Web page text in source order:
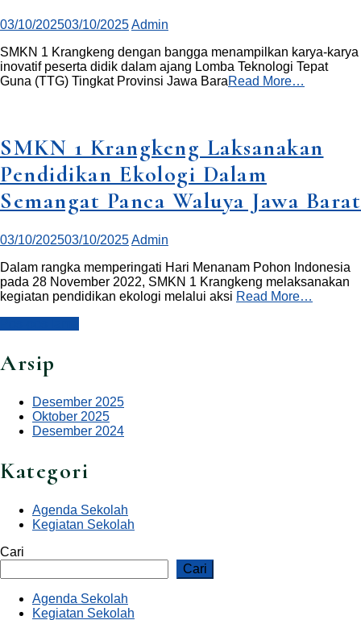
03/10/202503/10/2025Admin
SMKN 1 Krangkeng dengan bangga menampilkan karya-karya
inovatif peserta didik dalam ajang Lomba Teknologi Tepat
Guna (TTG) Tingkat Provinsi Jawa BaraRead More…
SMKN 1 Krangkeng Laksanakan
Pendidikan Ekologi Dalam
Semangat Panca Waluya Jawa Barat
03/10/202503/10/2025Admin
Dalam rangka memperingati Hari Menanam Pohon Indonesia
pada 28 November 2022, SMKN 1 Krangkeng melaksanakan
kegiatan pendidikan ekologi melalui aksi Read More…
Arsip
Desember 2025
Oktober 2025
Desember 2024
Kategori
Agenda Sekolah
Kegiatan Sekolah
Cari
Cari
Agenda Sekolah
Kegiatan Sekolah